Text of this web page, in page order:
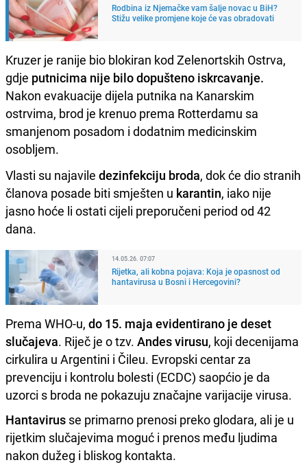
Rodbina iz Njemačke vam šalje novac u BiH?
Stižu velike promjene koje će vas obradovati
Kruzer je ranije bio blokiran kod Zelenortskih Ostrva,
gdje putnicima nije bilo dopušteno iskrcavanje.
Nakon evakuacije dijela putnika na Kanarskim
ostrvima, brod je krenuo prema Rotterdamu sa
smanjenom posadom i dodatnim medicinskim
osobljem.
Vlasti su najavile dezinfekciju broda, dok će dio stranih
članova posade biti smješten u karantin, iako nije
jasno hoće li ostati cijeli preporučeni period od 42
dana.
14.05.26. 07:07
Rijetka, ali kobna pojava: Koja je opasnost od
hantavirusa u Bosni i Hercegovini?
Prema WHO-u, do 15. maja evidentirano je deset
slučajeva. Riječ je o tzv. Andes virusu, koji decenijama
cirkulira u Argentini i Čileu. Evropski centar za
prevenciju i kontrolu bolesti (ECDC) saopćio je da
uzorci s broda ne pokazuju značajne varijacije virusa.
Hantavirus se primarno prenosi preko glodara, ali je u
rijetkim slučajevima moguć i prenos među ljudima
nakon dužeg i bliskog kontakta.